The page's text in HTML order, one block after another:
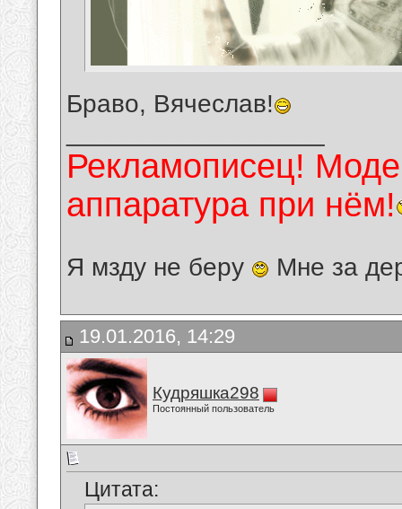
Браво, Вячеслав!
Рекламописец!
аппаратура при нём!
Я мзду не беру Мне за
19.01.2016, 14:29
Кудряшка298
Постоянный пользователь
Цитата: